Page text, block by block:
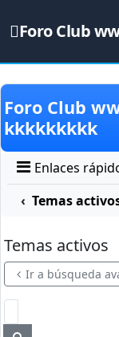
Foro Club
Obviar
Foro Club
kkkkkkkkk
Enlaces
Temas
Temas activos
Ir a búsqueda